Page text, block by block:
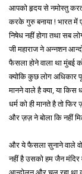
आपको हृदय से नमोस्तु करता
करके गुरु बनाया ! भारत में
निषेध नहीं होगा तथा सब
जी महाराज ने अन्नशन
फैसला होने वाला था मुंबई
क्योकि कुछ लोग अधिकार
मानने वाले है क्या, या किस
धर्म को ही मानते है तो
और ज़ज़ ने बोला कि नहीं
और ये फैसला सुनाने वाले
नहीं है उसको हम जैन